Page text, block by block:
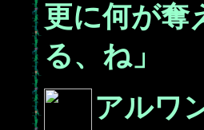
更に何が奪
る、ね」
アルワ